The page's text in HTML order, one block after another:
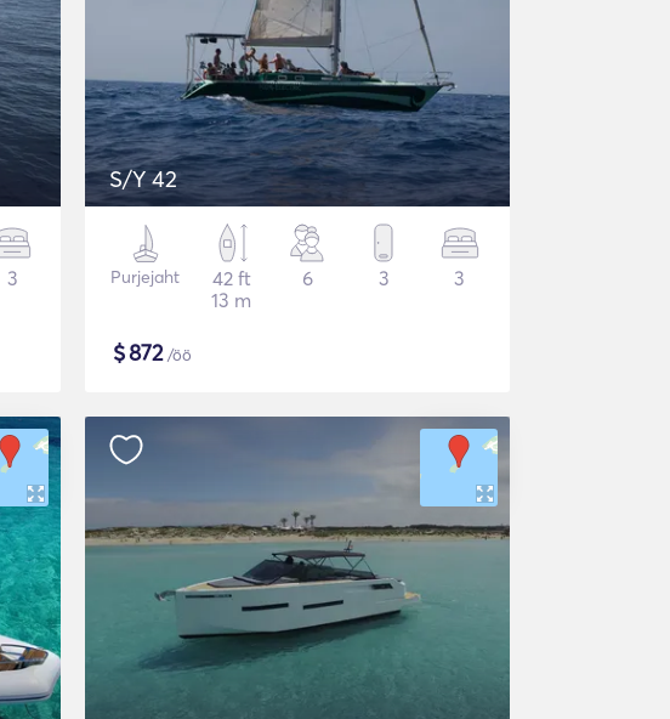
3
S/Y 42
Purjejaht
42 ft
13 m
6 3 3
$872/öö